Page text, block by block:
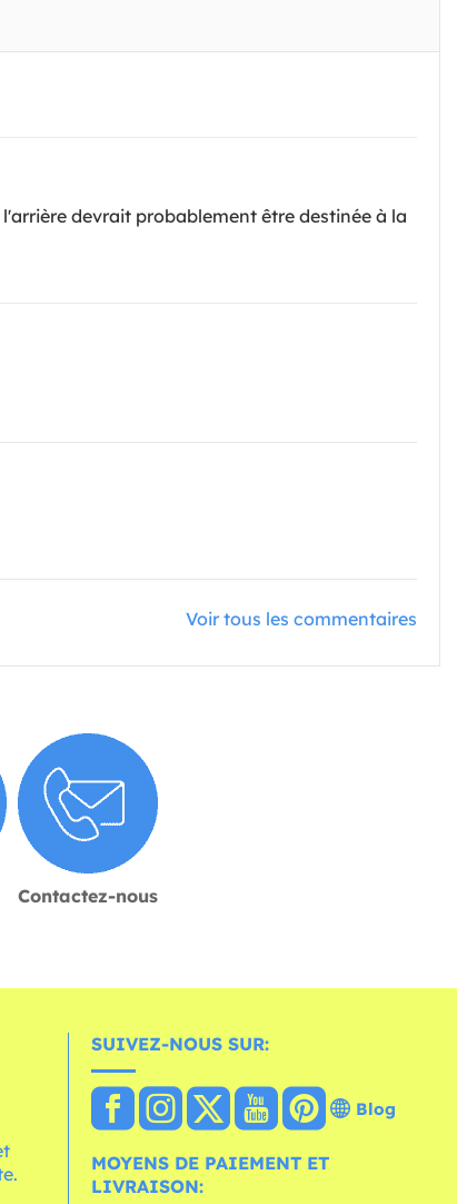
devrait probablement être destinée à la
Voir tous les commentaires
Contactez-nous
SUIVEZ-NOUS SUR:
Blog
MOYENS DE PAIEMENT ET
LIVRAISON: